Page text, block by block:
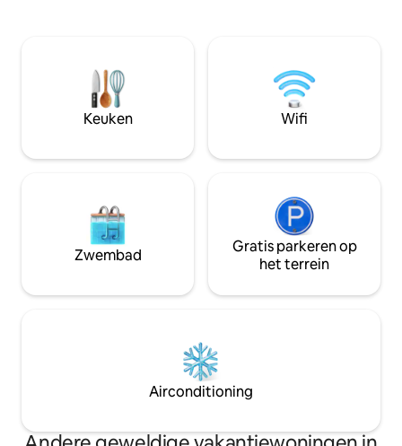
die genieten van momenten van stilte
en geloven dat schoonheid in de kleine
dingen zit. Als je een van degenen bent
die van de natuur en haar ritme houden,
word je betoverd
sparren, terwijl je
vinden om het
een nieuwe
Keuken Wifi
Zwembad
Gratis parkeren op
het terrein
Airconditioning